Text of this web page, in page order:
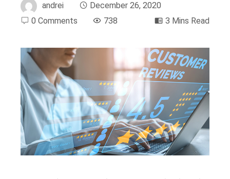
andrei
December 26, 2020
0 Comments
738 3 Mins Read